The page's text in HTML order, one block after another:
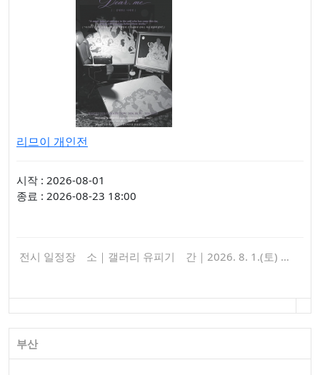
김인 개인전 《No Reason》 개최
2026 경기도자비엔날레 국제공모전 대상작에 데이비드 라우
리므이 개인전
시작 : 2026-08-01
종료 : 2026-08-23 18:00
전시 일정장 소｜갤러리 유피기 간｜2026. 8. 1.(토) …
부산